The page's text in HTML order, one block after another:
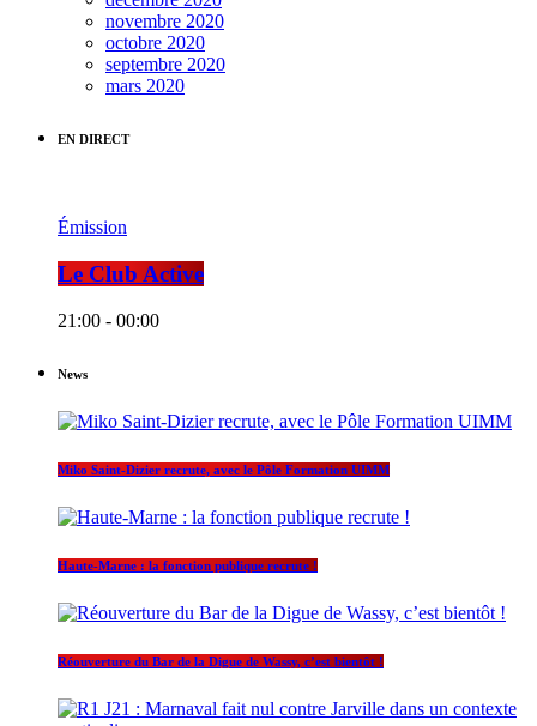
novembre 2020
octobre 2020
septembre 2020
mars 2020
EN DIRECT
Émission
Le Club Active
21:00 - 00:00
News
Miko Saint-Dizier recrute, avec le Pôle Formation UIMM
Haute-Marne : la fonction publique recrute !
Réouverture du Bar de la Digue de Wassy, c’est bientôt !